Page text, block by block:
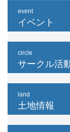
event
イベント
circle
サークル活
land
土地情報